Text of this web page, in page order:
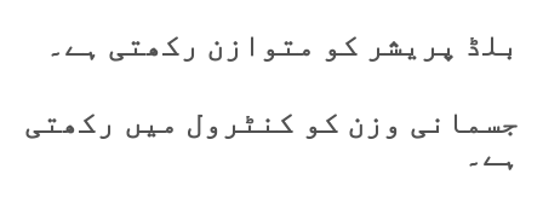
بلڈ پریشر کو متوازن رکھتی ہے۔
جسمانی وزن کو کنٹرول میں رکھتی
ہے۔